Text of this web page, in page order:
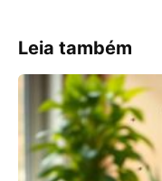
Leia também